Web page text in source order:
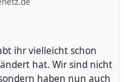
ihr vielleicht schon
hat. Wir sind nicht
haben nun auch